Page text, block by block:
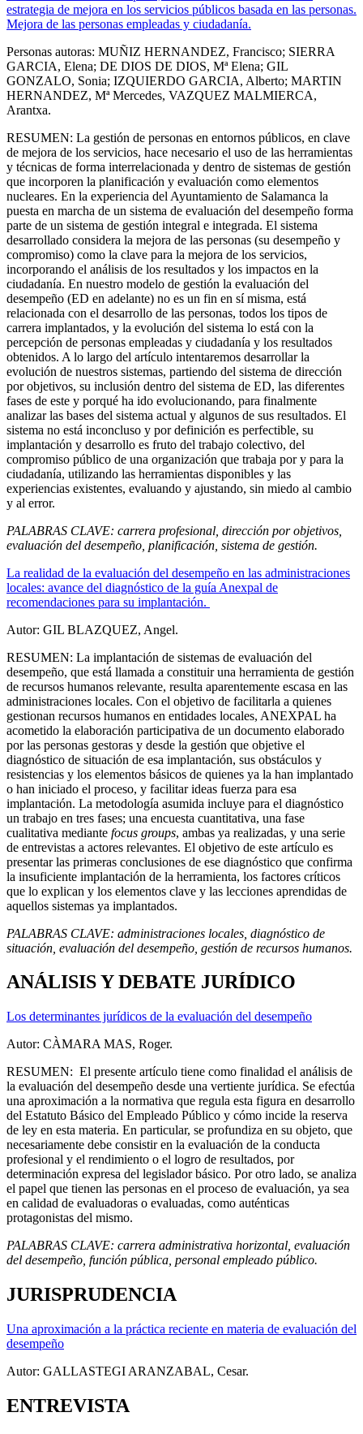
estrategia de mejora en los servicios públicos basada en las personas.
Mejora de las personas empleadas y ciudadanía.
Personas autoras: MUÑIZ HERNANDEZ, Francisco; SIERRA
GARCIA, Elena; DE DIOS DE DIOS, Mª Elena; GIL
GONZALO, Sonia; IZQUIERDO GARCIA, Alberto; MARTIN
HERNANDEZ, Mª Mercedes, VAZQUEZ MALMIERCA,
Arantxa.
RESUMEN: La gestión de personas en entornos públicos, en clave
de mejora de los servicios, hace necesario el uso de las herramientas
y técnicas de forma interrelacionada y dentro de sistemas de gestión
que incorporen la planificación y evaluación como elementos
nucleares. En la experiencia del Ayuntamiento de Salamanca la
puesta en marcha de un sistema de evaluación del desempeño forma
parte de un sistema de gestión integral e integrada. El sistema
desarrollado considera la mejora de las personas (su desempeño y
compromiso) como la clave para la mejora de los servicios,
incorporando el análisis de los resultados y los impactos en la
ciudadanía. En nuestro modelo de gestión la evaluación del
desempeño (ED en adelante) no es un fin en sí misma, está
relacionada con el desarrollo de las personas, todos los tipos de
carrera implantados, y la evolución del sistema lo está con la
percepción de personas empleadas y ciudadanía y los resultados
obtenidos. A lo largo del artículo intentaremos desarrollar la
evolución de nuestros sistemas, partiendo del sistema de dirección
por objetivos, su inclusión dentro del sistema de ED, las diferentes
fases de este y porqué ha ido evolucionando, para finalmente
analizar las bases del sistema actual y algunos de sus resultados. El
sistema no está inconcluso y por definición es perfectible, su
implantación y desarrollo es fruto del trabajo colectivo, del
compromiso público de una organización que trabaja por y para la
ciudadanía, utilizando las herramientas disponibles y las
experiencias existentes, evaluando y ajustando, sin miedo al cambio
y al error.
PALABRAS CLAVE: carrera profesional, dirección por objetivos,
evaluación del desempeño, planificación, sistema de gestión.
La realidad de la evaluación del desempeño en las administraciones
locales: avance del diagnóstico de la guía Anexpal de
recomendaciones para su implantación.
Autor: GIL BLAZQUEZ, Angel.
RESUMEN: La implantación de sistemas de evaluación del
desempeño, que está llamada a constituir una herramienta de gestión
de recursos humanos relevante, resulta aparentemente escasa en las
administraciones locales. Con el objetivo de facilitarla a quienes
gestionan recursos humanos en entidades locales, ANEXPAL ha
acometido la elaboración participativa de un documento elaborado
por las personas gestoras y desde la gestión que objetive el
diagnóstico de situación de esa implantación, sus obstáculos y
resistencias y los elementos básicos de quienes ya la han implantado
o han iniciado el proceso, y facilitar ideas fuerza para esa
implantación. La metodología asumida incluye para el diagnóstico
un trabajo en tres fases; una encuesta cuantitativa, una fase
cualitativa mediante focus groups, ambas ya realizadas, y una serie
de entrevistas a actores relevantes. El objetivo de este artículo es
presentar las primeras conclusiones de ese diagnóstico que confirma
la insuficiente implantación de la herramienta, los factores críticos
que lo explican y los elementos clave y las lecciones aprendidas de
aquellos sistemas ya implantados.
PALABRAS CLAVE: administraciones locales, diagnóstico de
situación, evaluación del desempeño, gestión de recursos humanos.
ANÁLISIS Y DEBATE JURÍDICO
Los determinantes jurídicos de la evaluación del desempeño
Autor: CÀMARA MAS, Roger.
RESUMEN: El presente artículo tiene como finalidad el análisis de
la evaluación del desempeño desde una vertiente jurídica. Se efectúa
una aproximación a la normativa que regula esta figura en desarrollo
del Estatuto Básico del Empleado Público y cómo incide la reserva
de ley en esta materia. En particular, se profundiza en su objeto, que
necesariamente debe consistir en la evaluación de la conducta
profesional y el rendimiento o el logro de resultados, por
determinación expresa del legislador básico. Por otro lado, se analiza
el papel que tienen las personas en el proceso de evaluación, ya sea
en calidad de evaluadoras o evaluadas, como auténticas
protagonistas del mismo.
PALABRAS CLAVE: carrera administrativa horizontal, evaluación
del desempeño, función pública, personal empleado público.
JURISPRUDENCIA
Una aproximación a la práctica reciente en materia de evaluación del
desempeño
Autor: GALLASTEGI ARANZABAL, Cesar.
ENTREVISTA